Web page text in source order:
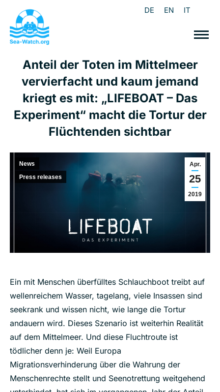
DE EN IT
Anteil der Toten im Mittelmeer
vervierfacht und kaum jemand
kriegt es mit: „LIFEBOAT – Das
Experiment“ macht die Tortur der
Flüchtenden sichtbar
Apr.
25
2019
News
Press releases
Ein mit Menschen überfülltes Schlauchboot treibt auf
wellenreichem Wasser, tagelang, viele Insassen sind
seekrank und wissen nicht, wie lange die Tortur
andauern wird. Dieses Szenario ist weiterhin Realität
auf dem Mittelmeer. Und diese Fluchtroute ist
tödlicher denn je: Weil Europa
Migrationsverhinderung über die Wahrung der
Menschenrechte stellt und Seenotrettung weitgehend